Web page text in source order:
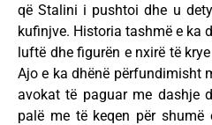
që Stalini i pushtoi dhe u
kufinjve. Historia tashmë e ka
luftë dhe figurën e nxirë të
Ajo e ka dhënë përfundimisht
avokat të paguar me dashje
palë me të keqen për shumë